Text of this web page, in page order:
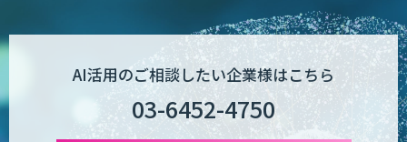
析総合ソリューション
AI活用のご相談したい企業様はこちら
03-6452-4750